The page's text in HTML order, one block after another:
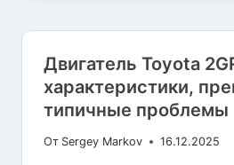
Двигатель Toyota
характеристики,
типичные проблемы
От Sergey Markov 16.12.2025